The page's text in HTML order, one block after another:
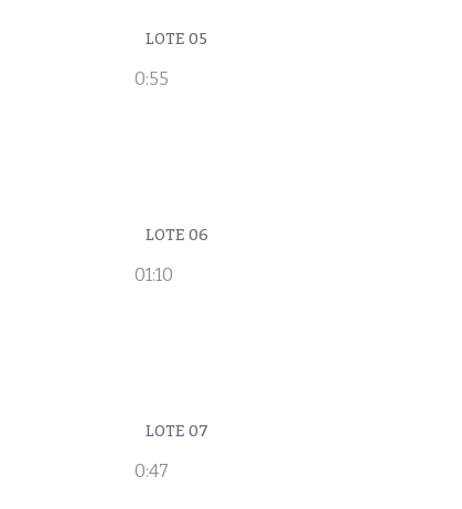
LOTE 05
0:55
LOTE 06
01:10
LOTE 07
0:47